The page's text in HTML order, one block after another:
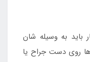
باید به وسیله شان
روی دست جراح یا